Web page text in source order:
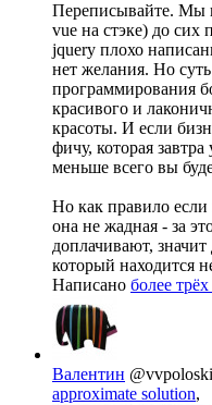
Переписывайте. Мы
vue на стэке) до сих
jquery плохо
нет желания. Но
программирования
красивого и
красоты. И если
фичу, которая
меньше всего вы
Но как правило если
она не жадная - за
доплачивают,
который находится
Написано более
Валентин
approximate solution,